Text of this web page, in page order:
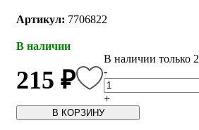
Артикул: 7706822
В наличии
215 ₽
В наличии только 2
-
+
В КОРЗИНУ